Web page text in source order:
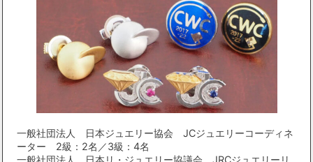
一般社団法人 日本ジュエリー協会 JCジュエリーコーディネ
ーター 2級：2名／3級：4名
一般社団法人 日本リ・ジュエリー協議会 JRCジュエリーリ